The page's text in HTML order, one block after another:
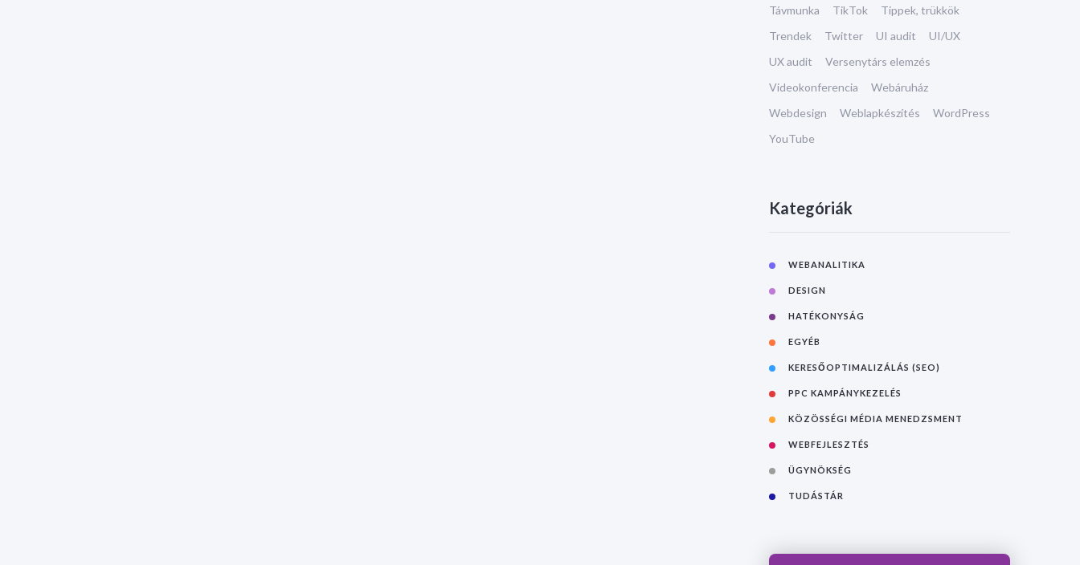
Távmunka
TikTok
Tippek, trükkök
Trendek
Twitter UI audit
UI/UX
UX audit
Versenytárs elemzés
Videokonferencia
Webáruház
Webdesign
Weblapkészítés
WordPress
YouTube
Kategóriák
WEBANALITIKA
DESIGN
HATÉKONYSÁG
EGYÉB
KERESŐOPTIMALIZÁLÁS (SEO)
PPC KAMPÁNYKEZELÉS
KÖZÖSSÉGI MÉDIA MENEDZSMENT
WEBFEJLESZTÉS
ÜGYNÖKSÉG
TUDÁSTÁR